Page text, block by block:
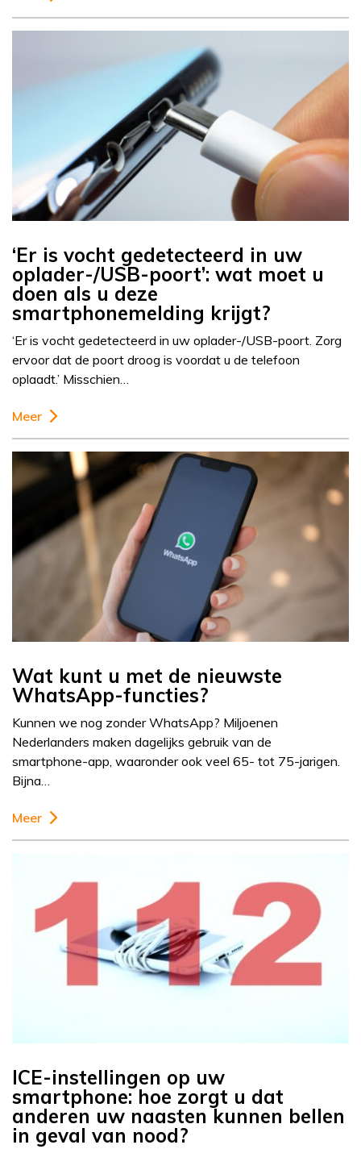
‘Er is vocht gedetecteerd in uw
oplader-/USB-poort’: wat moet u
doen als u deze
smartphonemelding krijgt?
‘Er is vocht gedetecteerd in uw oplader-/USB-poort. Zorg
ervoor dat de poort droog is voordat u de telefoon
oplaadt.’ Misschien…
Meer
Wat kunt u met de nieuwste
WhatsApp-functies?
Kunnen we nog zonder WhatsApp? Miljoenen
Nederlanders maken dagelijks gebruik van de
smartphone-app, waaronder ook veel 65- tot 75-jarigen.
Bijna…
Meer
ICE-instellingen op uw
smartphone: hoe zorgt u dat
anderen uw naasten kunnen bellen
in geval van nood?